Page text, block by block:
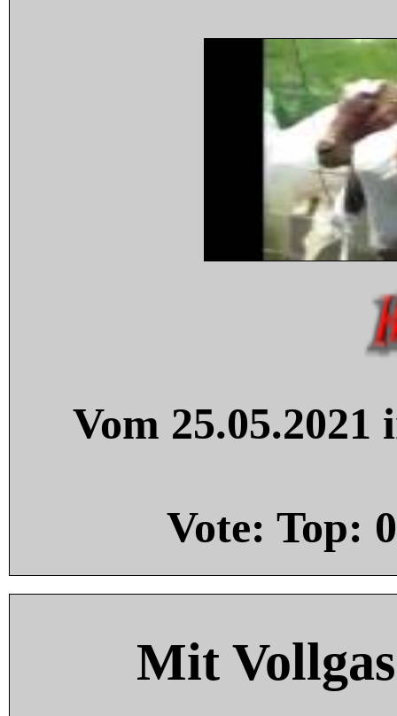
Vom
Vote: Top: 0
Mit